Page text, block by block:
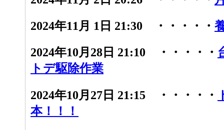
2024年11月 1日 21:30 ・・・・・
2024年10月28日 21:10 ・・・・・
トデ駆除作業
2024年10月27日 21:15 ・・・・・
本！！！